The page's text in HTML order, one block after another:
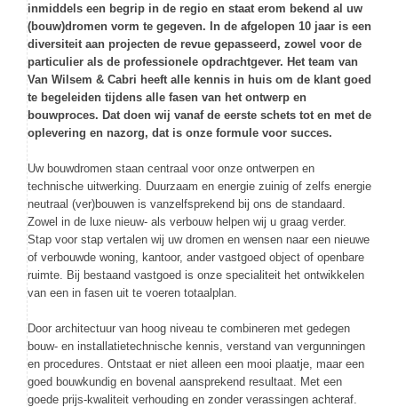
inmiddels een begrip in de regio en staat erom bekend al uw
(bouw)dromen vorm te gegeven. In de afgelopen 10 jaar is een
diversiteit aan projecten de revue gepasseerd, zowel voor de
particulier als de professionele opdrachtgever. Het team van
Van Wilsem & Cabri heeft alle kennis in huis om de klant goed
te begeleiden tijdens alle fasen van het ontwerp en
bouwproces. Dat doen wij vanaf de eerste schets tot en met de
oplevering en nazorg, dat is onze formule voor succes.
Uw bouwdromen staan centraal voor onze ontwerpen en
technische uitwerking. Duurzaam en energie zuinig of zelfs energie
neutraal (ver)bouwen is vanzelfsprekend bij ons de standaard.
Zowel in de luxe nieuw- als verbouw helpen wij u graag verder.
Stap voor stap vertalen wij uw dromen en wensen naar een nieuwe
of verbouwde woning, kantoor, ander vastgoed object of openbare
ruimte. Bij bestaand vastgoed is onze specialiteit het ontwikkelen
van een in fasen uit te voeren totaalplan.
Door architectuur van hoog niveau te combineren met gedegen
bouw- en installatietechnische kennis, verstand van vergunningen
en procedures. Ontstaat er niet alleen een mooi plaatje, maar een
goed bouwkundig en bovenal aansprekend resultaat. Met een
goede prijs-kwaliteit verhouding en zonder verassingen achteraf.